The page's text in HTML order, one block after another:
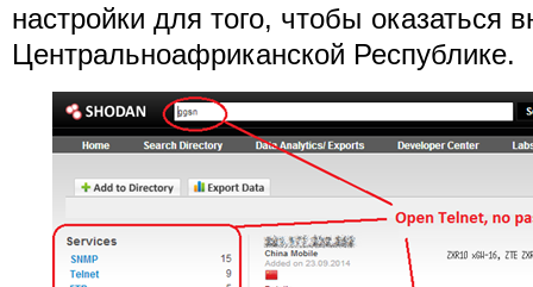
настройки для того, чтобы оказаться
Центральноафриканской Республике.